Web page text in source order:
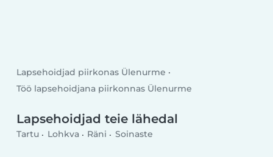
Lapsehoidjad piirkonas Ülenurme
Töö lapsehoidjana piirkonnas Ülenurme
Lapsehoidjad teie lähedal
Tartu Lohkva Räni Soinaste